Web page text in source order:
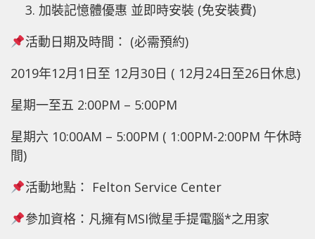
加裝記憶體優惠 並即時安裝 (免安裝費)
活動日期及時間： (必需預約)
2019年12月1日至 12月30日 ( 12月24日至26日休息)
星期一至五 2:00PM – 5:00PM
星期六 10:00AM – 5:00PM ( 1:00PM-2:00PM 午休時
間)
活動地點： Felton Service Center
參加資格：凡擁有MSI微星手提電腦*之用家